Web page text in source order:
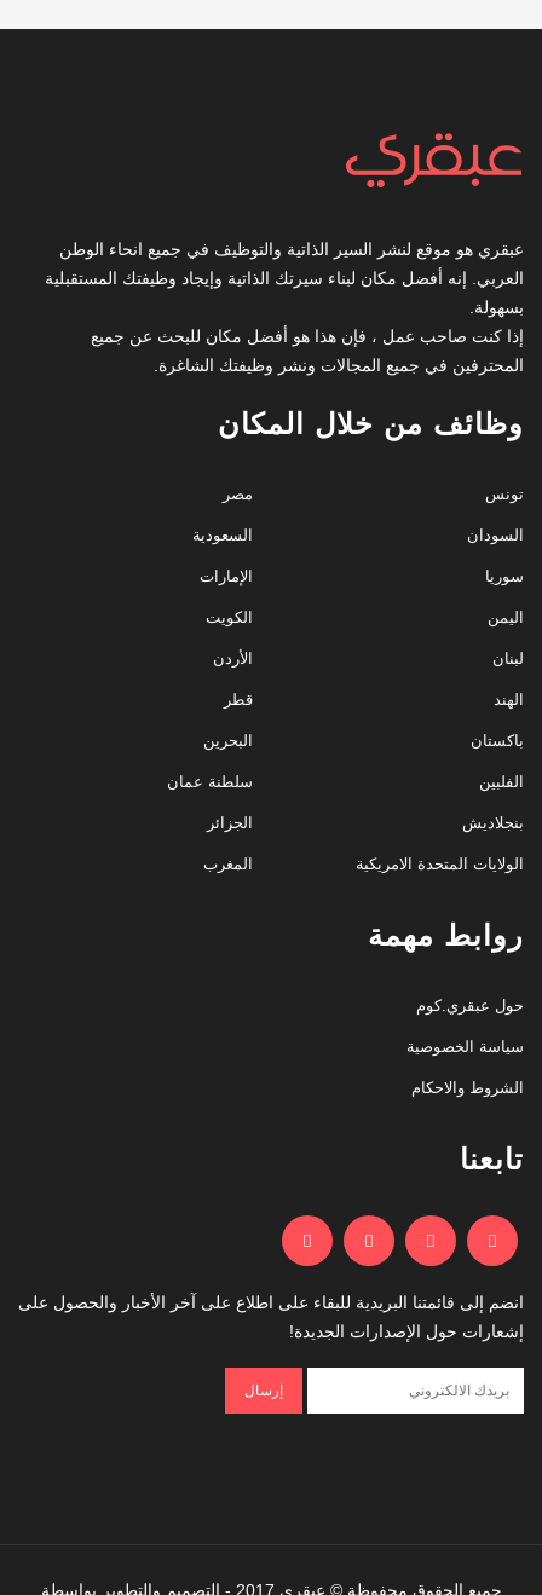
عبقري هو موقع لنشر السير الذاتية والتوظيف في جميع انحاء الوطن
العربي. إنه أفضل مكان لبناء سيرتك الذاتية وإيجاد وظيفتك المستقبلية
بسهولة.
إذا كنت صاحب عمل ، فإن هذا هو أفضل مكان للبحث عن جميع
المحترفين في جميع المجالات ونشر وظيفتك الشاغرة.
وظائف من خلال المكان
مصر
السعودية
الإمارات
الكويت
الأردن
قطر
البحرين
سلطنة عمان
الجزائر
المغرب
تونس
السودان
سوريا
اليمن
لبنان
الهند
باكستان
الفلبين
بنجلاديش
الولايات المتحدة الامريكية
روابط مهمة
حول عبقري.كوم
سياسة الخصوصية
الشروط والاحكام
تابعنا
انضم إلى قائمتنا البريدية للبقاء على اطلاع على آخر الأخبار والحصول على
إشعارات حول الإصدارات الجديدة!
جميع الحقوق محفوظة © عبقري 2017 - التصميم والتطوير بواسطة